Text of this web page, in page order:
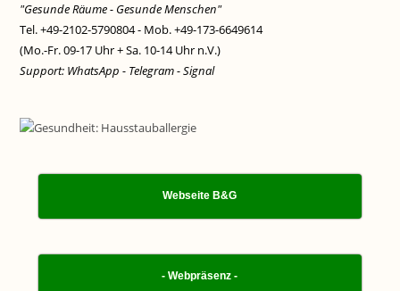
"Gesunde Räume - Gesunde Menschen"
Tel. +49-2102-5790804 - Mob. +49-173-6649614
(Mo.-Fr. 09-17 Uhr + Sa. 10-14 Uhr n.V.)
Support: WhatsApp - Telegram - Signal
Webseite B&G
- Webpräsenz -